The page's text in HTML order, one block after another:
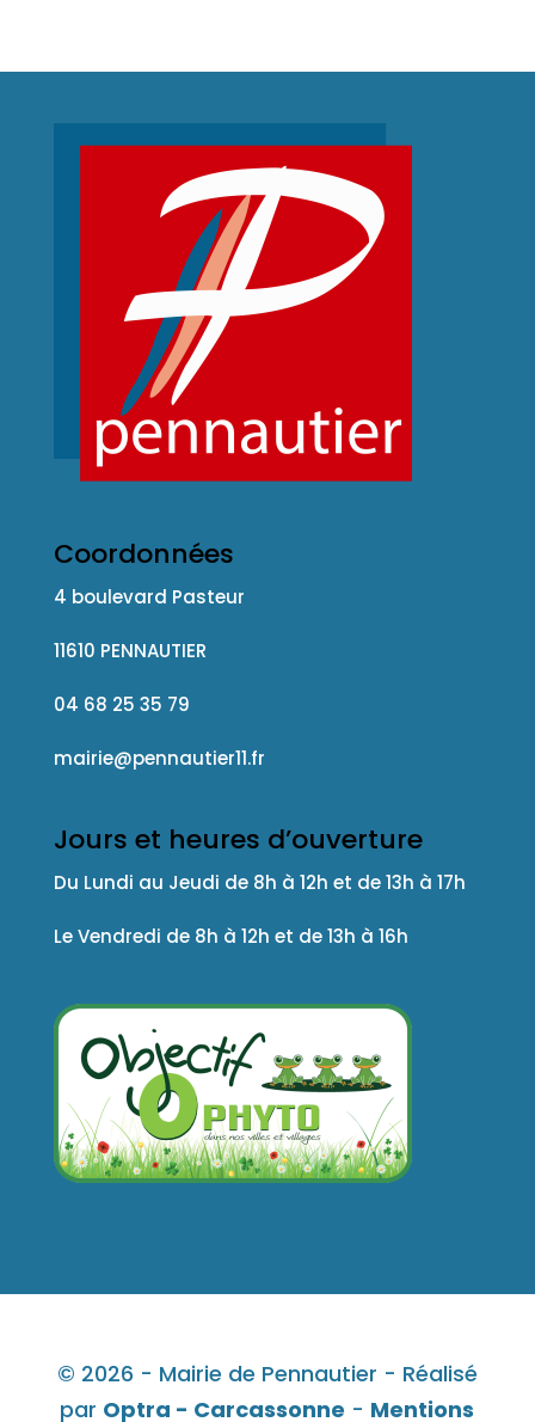
Coordonnées
4 boulevard Pasteur
11610 PENNAUTIER
04 68 25 35 79
mairie@pennautier11.fr
Jours et heures d’ouverture
Du Lundi au Jeudi de 8h à 12h et de 13h à 17h
Le Vendredi de 8h à 12h et de 13h à 16h
© 2026 - Mairie de Pennautier - Réalisé
par Optra - Carcassonne - Mentions